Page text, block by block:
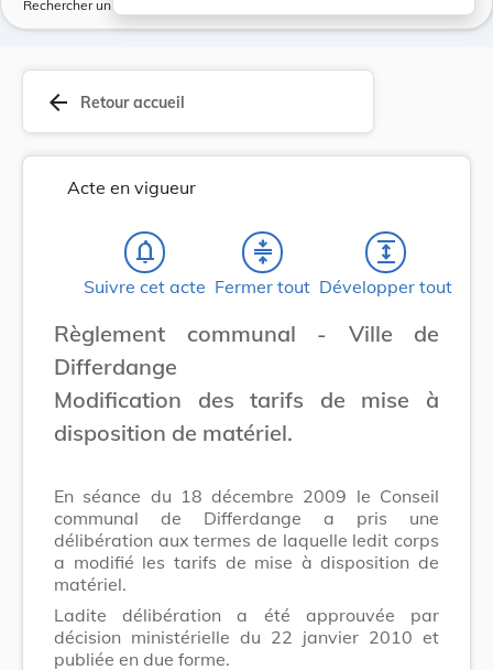
arrow_back Retour accueil
Acte en vigueur
notifications_none
Suivre cet acte
compress
Fermer tout
expand
Développer tout
Règlement communal - Ville de
Differdange
Modification des tarifs de mise à
disposition de matériel.
En séance du 18 décembre 2009 le Conseil
communal de Differdange a pris une
délibération aux termes de laquelle ledit corps
a modifié les tarifs de mise à disposition de
matériel.
Ladite délibération a été approuvée par
décision ministérielle du 22 janvier 2010 et
publiée en due forme.